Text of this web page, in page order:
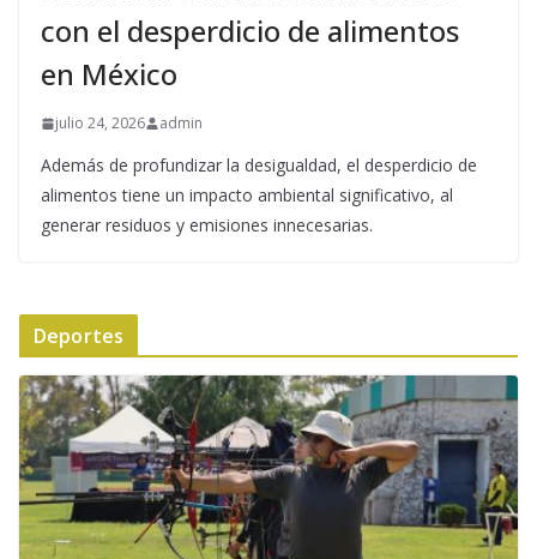
con el desperdicio de alimentos
en México
julio 24, 2026 admin
Además de profundizar la desigualdad, el desperdicio de
alimentos tiene un impacto ambiental significativo, al
generar residuos y emisiones innecesarias.
Deportes